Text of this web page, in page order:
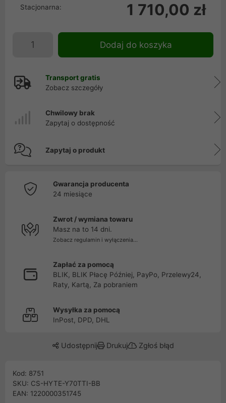
Stacjonarna: 1 710,00 zł
Dodaj do koszyka
Transport gratis
Zobacz szczegóły
Chwilowy brak
Zapytaj o dostępność
Zapytaj o produkt
Gwarancja producenta
24 miesiące
Zwrot / wymiana towaru
Masz na to 14 dni.
Zobacz regulamin i wyłączenia...
Zapłać za pomocą
BLIK, BLIK Płacę Później, PayPo, Przelewy24,
Raty, Kartą, Za pobraniem
Wysyłka za pomocą
InPost, DPD, DHL
Udostępnij Drukuj Zgłoś błąd
Kod: 8751
SKU: CS-HYTE-Y70TTI-BB
EAN: 1220000351745